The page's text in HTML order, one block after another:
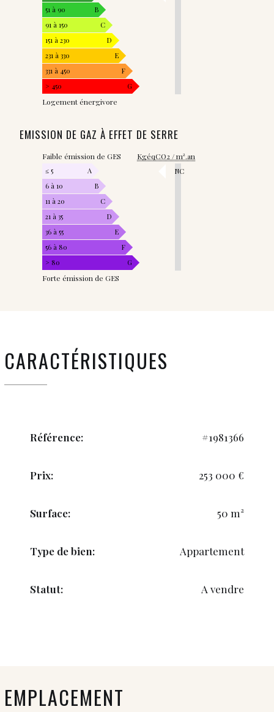
51 à 90
B
91 à 150
C
151 à 230
D
231 à 330
E
331 à 450
F
> 450
G
Logement énergivore
EMISSION DE GAZ À EFFET DE SERRE
Faible émission de GES KgéqCO2 / m².an
≤ 5
A
6 à 10
B
11 à 20
C
21 à 35
D
36 à 55
E
56 à 80
F
> 80
G
NC
Forte émission de GES
CARACTÉRISTIQUES
Référence: #1981366
Prix: 253 000 €
Surface: 50 m²
Type de bien: Appartement
Statut: A vendre
EMPLACEMENT